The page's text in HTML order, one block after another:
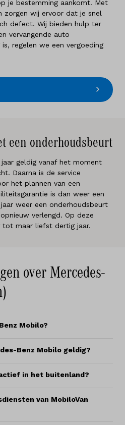
je bestemming aankomt. Met
zorgen wij ervoor dat je snel
defect. Wij bieden hulp ter
vervangende auto
regelen we een vergoeding
een onderhoudsbeurt
geldig vanaf het moment
Daarna is de service
het plannen van een
is dan weer een
weer een onderhoudsbeurt
verlengd. Op deze
tot maar liefst dertig jaar.
over Mercedes-
Mobilo?
Benz Mobilo geldig?
in het buitenland?
van MobiloVan